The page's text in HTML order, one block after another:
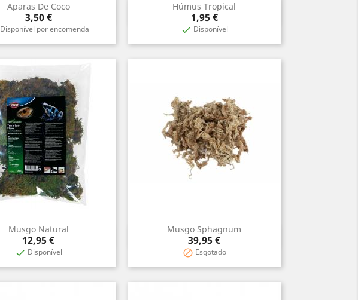
Aparas De Coco
Preço
3,50 €
Disponível por encomenda
 Vista rápida
Húmus Tropical
Preço
1,95 €
 Disponível
Vista rápida
Musgo Natural
Preço
12,95 €
 Disponível
Vista rápida
Musgo Sphagnum
Preço
39,95 €
 Esgotado
Vista rápida